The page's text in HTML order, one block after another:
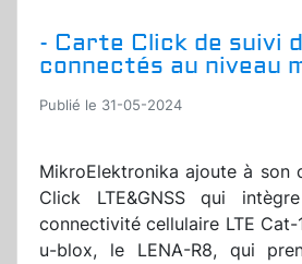
- Carte Click de suivi
connectés au niveau
Publié le 31-05-2024
MikroElektronika ajoute à son
Click LTE&GNSS qui
connectivité cellulaire LTE
u-blox, le LENA-R8, qui